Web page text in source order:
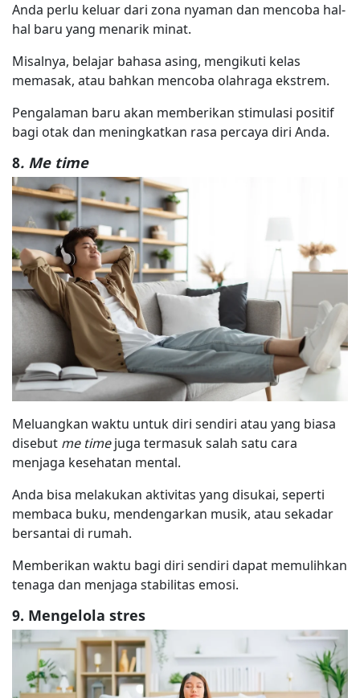
Anda perlu keluar dari zona nyaman dan mencoba hal-
hal baru yang menarik minat.
Misalnya, belajar bahasa asing, mengikuti kelas
memasak, atau bahkan mencoba olahraga ekstrem.
Pengalaman baru akan memberikan stimulasi positif
bagi otak dan meningkatkan rasa percaya diri Anda.
8. Me time
Meluangkan waktu untuk diri sendiri atau yang biasa
disebut me timejuga termasuk salah satu cara
menjaga kesehatan mental.
Anda bisa melakukan aktivitas yang disukai, seperti
membaca buku, mendengarkan musik, atau sekadar
bersantai di rumah.
Memberikan waktu bagi diri sendiri dapat memulihkan
tenaga dan menjaga stabilitas emosi.
9. Mengelola stres